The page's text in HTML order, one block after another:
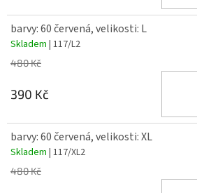
barvy: 60 červená, velikosti: L
Skladem | 117/L2
480 Kč
390 Kč
barvy: 60 červená, velikosti: XL
Skladem | 117/XL2
480 Kč